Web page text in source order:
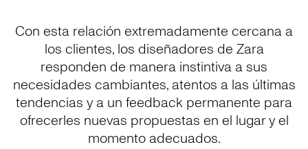
Con esta relación extremadamente cercana a
los clientes, los diseñadores de Zara
responden de manera instintiva a sus
necesidades cambiantes, atentos a las últimas
tendencias y a un feedback permanente para
ofrecerles nuevas propuestas en el lugar y el
momento adecuados.